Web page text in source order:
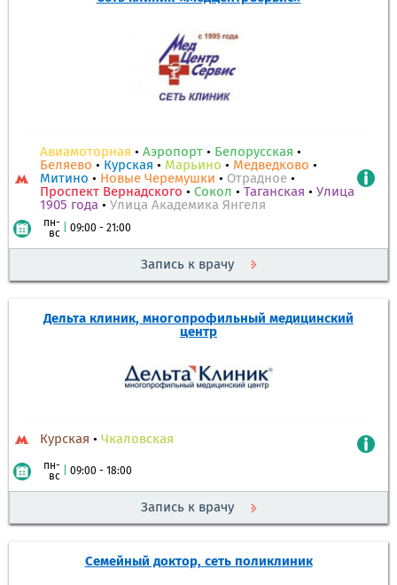
Авиамоторная • Аэропорт • Белорусская •
Беляево • Курская • Марьино • Медведково •
Митино • Новые Черемушки • Отрадное •
Проспект Вернадского • Сокол • Таганская • Улица
1905 года • Улица Академика Янгеля
пн-
вс
09:00 - 21:00
Запись к врачу
Дельта клиник, многопрофильный медицинский
центр
Курская • Чкаловская
пн-
вс
09:00 - 18:00
Запись к врачу
Семейный доктор, сеть поликлиник